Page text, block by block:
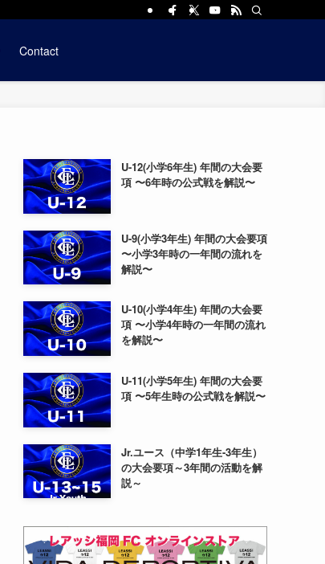
Contact
U-12(小学6年生) 年間の大会要
項 〜6年時の公式戦を解説〜
U-9(小学3年生) 年間の大会要項
〜小学3年時の一年間の流れを
解説〜
U-10(小学4年生) 年間の大会要
項 〜小学4年時の一年間の流れ
を解説〜
U-11(小学5年生) 年間の大会要
項 〜5年生時の公式戦を解説〜
Jr.ユース（中学1年生-3年生）
の大会要項～3年間の活動を解
説～